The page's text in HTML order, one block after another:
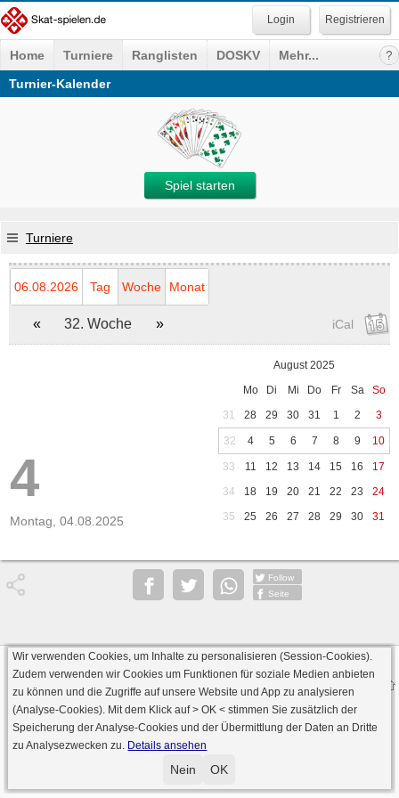
Registrieren
Home Turniere Ranglisten DOSKV
Mehr...
Turnier-Kalender
Spiel starten
Turniere
06.08.2026 Tag Woche Monat
« 32. Woche » iCal
4
Montag, 04.08.2025
August 2025
Mo
Di Mi Do Fr Sa
So
31
28 29 30 31 1 2 3
32 4 5 6 7 8 9 10
33 11 12 13 14 15 16
17
34
18 19 20 21 22 23
24
35
25 26 27 28 29 30 31
Follow
Seite
Datenschutz AGB
Impressum
· Serverversion: 2026 6.241 · registrierte Spieler: 501.031 ·
Online Skat Server: 142 (private Server:136)
Wir verwenden Cookies, um Inhalte zu personalisieren (Session-Cookies).
Zudem verwenden wir Cookies um Funktionen für soziale Medien anbieten
zu können und die Zugriffe auf unsere Website und App zu analysieren
(Analyse-Cookies). Mit dem Klick auf> OK < stimmen Sie zusätzlich der
Speicherung der Analyse-Cookies und der Übermittlung der Daten an Dritte
zu Analysezwecken zu. Details ansehen
Nein OK